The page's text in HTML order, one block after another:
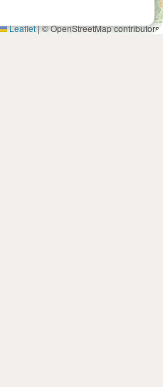
Leaflet|© OpenStreetMap contributors